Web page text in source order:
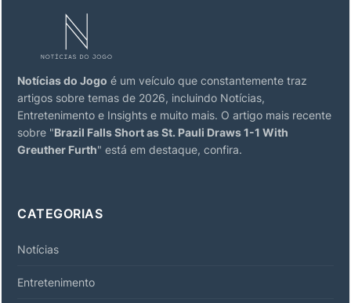
Notícias do Jogo é um veículo que constantemente traz
artigos sobre temas de 2026, incluindo Notícias,
Entretenimento e Insights e muito mais. O artigo mais recente
sobre "Brazil Falls Short as St. Pauli Draws 1-1 With
Greuther Furth" está em destaque, confira.
CATEGORIAS
Notícias
Entretenimento